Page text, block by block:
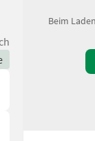
Beim